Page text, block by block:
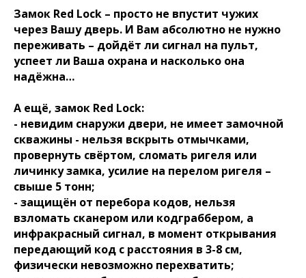
Замок Red Lock – просто не впустит чужих
через Вашу дверь. И Вам абсолютно не нужно
переживать – дойдёт ли сигнал на пульт,
успеет ли Ваша охрана и насколько она
надёжна…
А ещё, замок Red Lock:
- невидим снаружи двери, не имеет замочной
скважины - нельзя вскрыть отмычками,
провернуть свёртом, сломать ригеля или
личинку замка, усилие на перелом ригеля –
свыше 5 тонн;
- защищён от перебора кодов, нельзя
взломать сканером или кодграббером, а
инфракрасный сигнал, в момент открывания
передающий код с расстояния в 3-8 см,
физически невозможно перехватить;